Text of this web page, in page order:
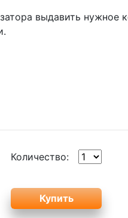
выдавить нужное
Количество: